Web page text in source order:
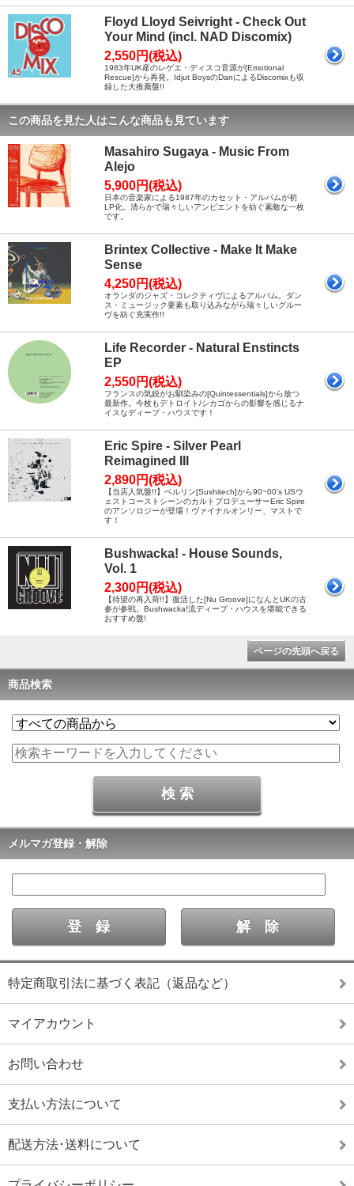
Floyd Lloyd Seivright - Check Out
Your Mind (incl. NAD Discomix)
2,550円(税込)
1983年UK産のレゲエ・ディスコ音源が[Emotional
Rescue]から再発。Idjut BoysのDanによるDiscomixも収
録した大推薦盤!!
この商品を見た人はこんな商品も見ています
Masahiro Sugaya - Music From
Alejo
5,900円(税込)
日本の音楽家による1987年のカセット・アルバムが初
LP化。清らかで瑞々しいアンビエントを紡ぐ素敵な一枚
です。
Brintex Collective - Make It Make
Sense
4,250円(税込)
オランダのジャズ・コレクティヴによるアルバム。ダン
ス・ミュージック要素も取り込みながら瑞々しいグルー
ヴを紡ぐ充実作!!
Life Recorder - Natural Enstincts
EP
2,550円(税込)
フランスの気鋭がお馴染みの[Quintessentials]から放つ
最新作。今枚もデトロイト/シカゴからの影響を感じるナ
イスなディープ・ハウスです！
Eric Spire - Silver Pearl
Reimagined III
2,890円(税込)
【当店人気盤!!】ベルリン[Sushitech]から90~00’s USウ
ェストコーストシーンのカルトプロデューサーEric Spire
のアンソロジーが登場！ヴァイナルオンリー、マストで
す！
Bushwacka! - House Sounds,
Vol. 1
2,300円(税込)
【待望の再入荷!!】復活した[Nu Groove]になんとUKの古
参が参戦。Bushwacka!流ディープ・ハウスを堪能できる
おすすめ盤!
ページの先頭へ戻る
商品検索
メルマガ登録・解除
特定商取引法に基づく表記（返品など）
マイアカウント
お問い合わせ
支払い方法について
配送方法･送料について